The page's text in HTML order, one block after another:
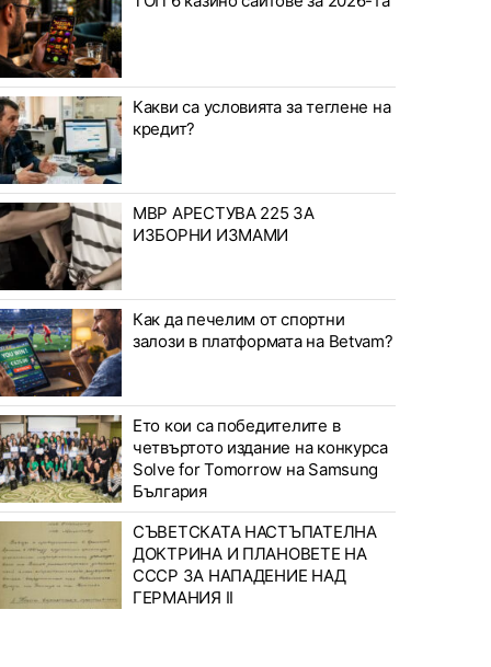
Какви са условията за теглене на
кредит?
МВР АРЕСТУВА 225 ЗА
ИЗБОРНИ ИЗМАМИ
Как да печелим от спортни
залози в платформата на Betvam?
Ето кои са победителите в
четвъртото издание на конкурса
Solve for Tomorrow на Samsung
България
СЪВЕТСКАТА НАСТЪПАТЕЛНА
ДОКТРИНА И ПЛАНОВЕТЕ НА
СССР ЗА НАПАДЕНИЕ НАД
ГЕРМАНИЯ II